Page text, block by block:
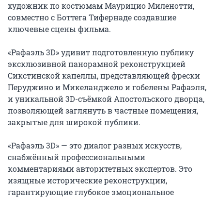
художник по костюмам Маурицио Миленотти,
совместно с Боттега Тифернаде создавшие
ключевые сцены фильма.
«Рафаэль 3D» удивит подготовленную публику
эксклюзивной панорамной реконструкцией
Сикстинской капеллы, представляющей фрески
Перуджино и Микеланджело и гобелены Рафаэля,
и уникальной 3D-съёмкой Апостольского дворца,
позволяющей заглянуть в частные помещения,
закрытые для широкой публики.
«Рафаэль 3D» — это диалог разных искусств,
снабжённый профессиональными
комментариями авторитетных экспертов. Это
изящные исторические реконструкции,
гарантирующие глубокое эмоциональное